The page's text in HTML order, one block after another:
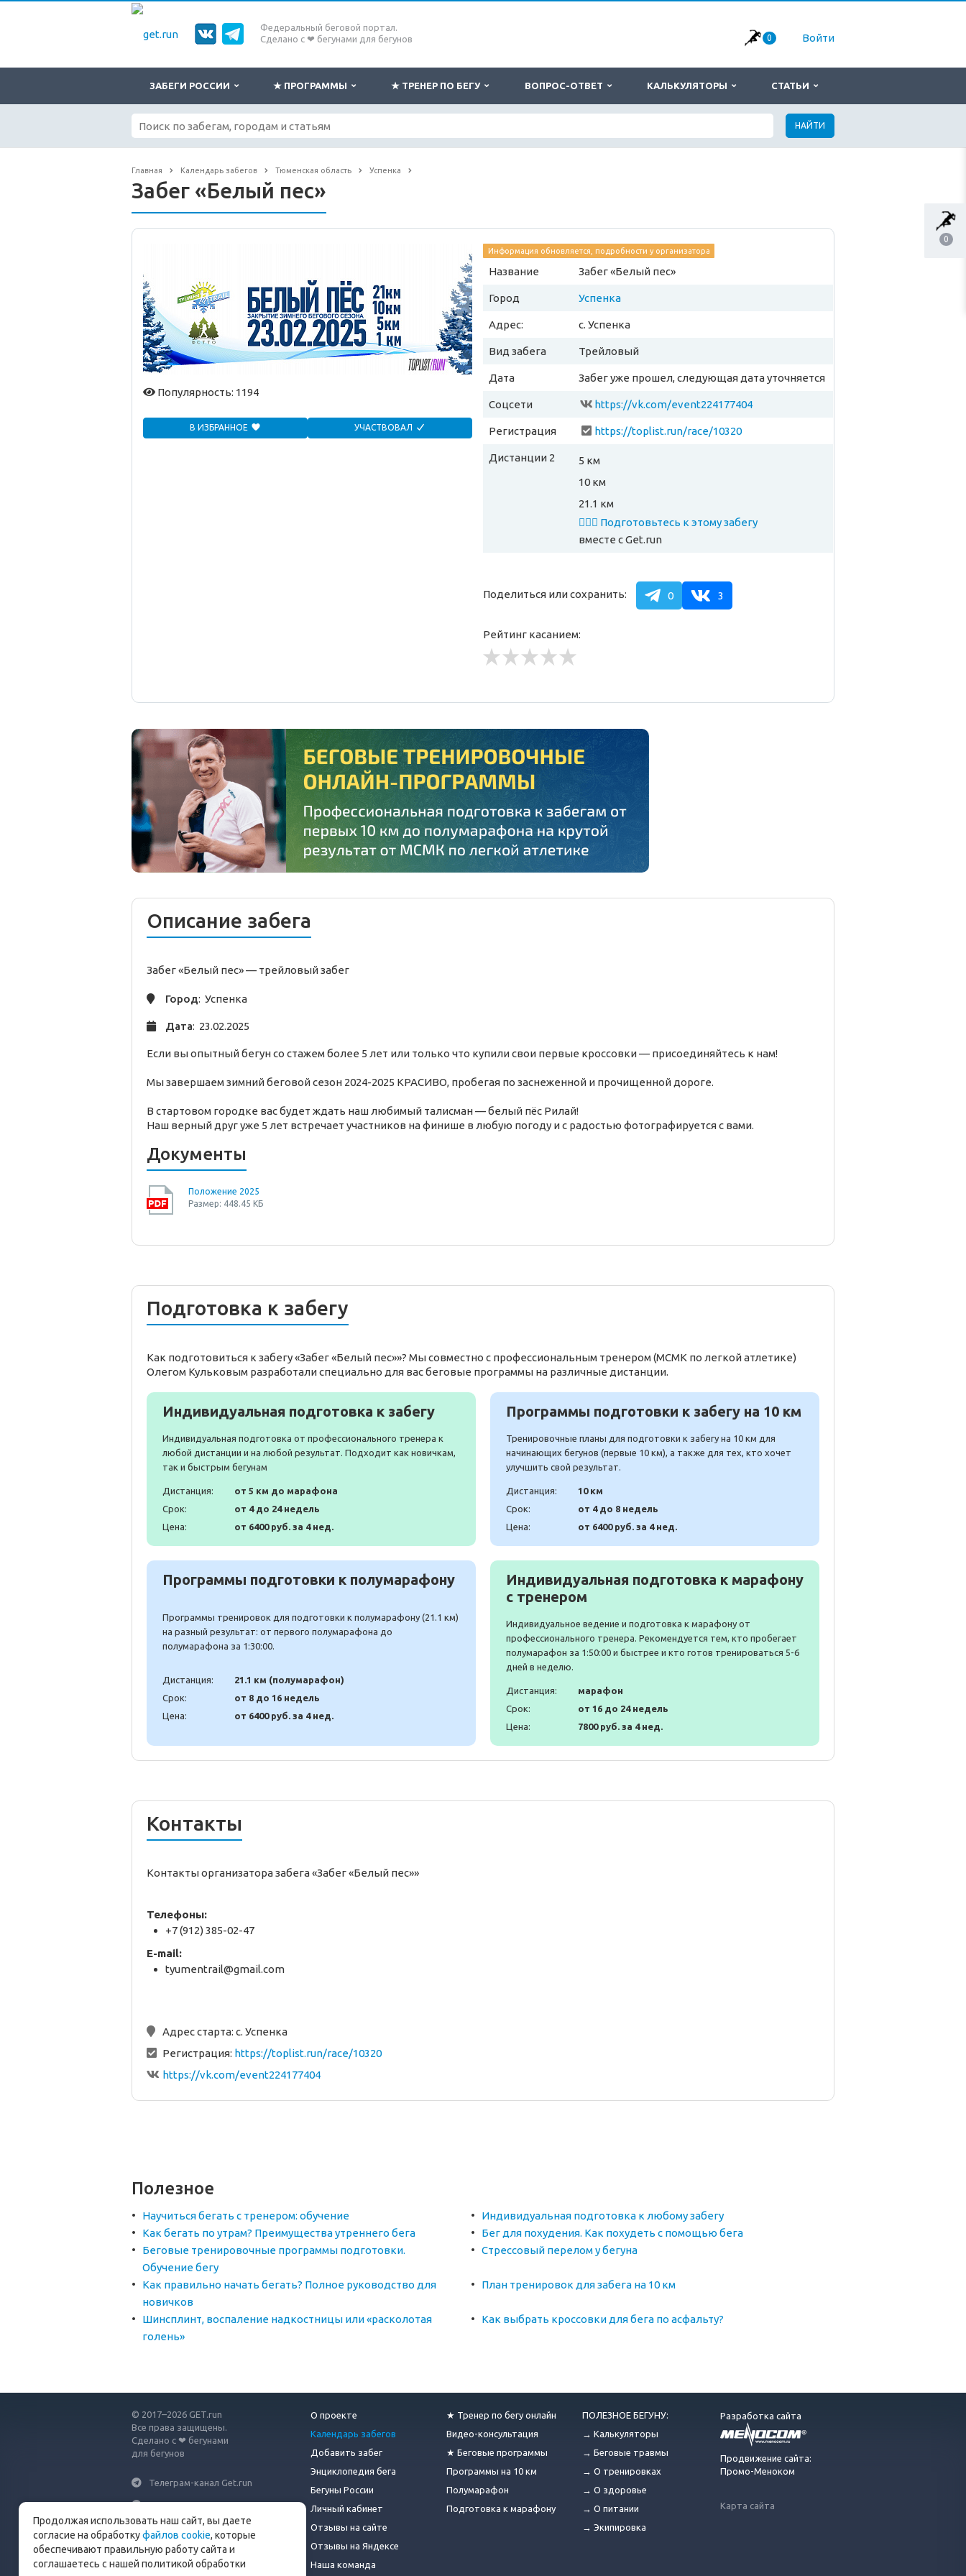
0
Федеральный беговой портал.
Сделано с ❤ бегунами для бегунов
0 Войти
ЗАБЕГИ РОССИИ ★ ПРОГРАММЫ ★ ТРЕНЕР ПО БЕГУ ВОПРОС-ОТВЕТ КАЛЬКУЛЯТОРЫ СТАТЬИ
НАЙТИ
Главная Календарь забегов Тюменская область Успенка
Забег «Белый пес»
Популярность: 1194
В ИЗБРАННОЕ УЧАСТВОВАЛ
Информация обновляется, подробности у организатора
Название Забег «Белый пес»
Город Успенка
Адрес: с. Успенка
Вид забега Трейловый
Дата Забег уже прошел, следующая дата уточняется
Соцсети https://vk.com/event224177404
Регистрация https://toplist.run/race/10320
Дистанции 2
5 км
10 км
21.1 км
🏃🏻‍♂️ Подготовьтесь к этому забегу
вместе с Get.run
Поделиться или сохранить: 0 3
Рейтинг касанием:
Описание забега
Забег «Белый пес» — трейловыйзабег
Город: Успенка
Дата: 23.02.2025
Если вы опытный бегун со стажем более 5 лет или только что купили свои первые кроссовки — присоединяйтесь к нам!
Мы завершаем зимний беговой сезон 2024-2025 КРАСИВО, пробегая по заснеженной и прочищенной дороге.
В стартовом городке вас будет ждать наш любимый талисман — белый пёс Рилай!
Наш верный друг уже 5 лет встречает участников на финише в любую погоду и с радостью фотографируется с вами.
Документы
Положение 2025
Размер: 448.45 КБ
Подготовка к забегу
Как подготовиться к забегу «Забег «Белый пес»»? Мы совместно с профессиональным тренером (МСМК по легкой атлетике)
Олегом Кульковым разработали специально для вас беговые программы на различные дистанции.
Индивидуальная подготовка к забегу
Индивидуальная подготовка от профессионального тренера к
любой дистанции и на любой результат. Подходит как новичкам,
так и быстрым бегунам
Дистанция:
от 5 км до марафона
Срок:
от 4 до 24 недель
Цена:
от 6400 руб. за 4 нед.
Программы подготовки к забегу на 10 км
Тренировочные планы для подготовки к забегу на 10 км для
начинающих бегунов (первые 10 км), а также для тех, кто хочет
улучшить свой результат.
Дистанция:
10 км
Срок:
от 4 до 8 недель
Цена:
от 6400 руб. за 4 нед.
Программы подготовки к полумарафону
Программы тренировок для подготовки к полумарафону (21.1 км)
на разный результат: от первого полумарафона до
полумарафона за 1:30:00.
Дистанция:
21.1 км (полумарафон)
Срок:
от 8 до 16 недель
Цена:
от 6400 руб. за 4 нед.
Индивидуальная подготовка к марафону
с тренером
Индивидуальное ведение и подготовка к марафону от
профессионального тренера. Рекомендуется тем, кто пробегает
полумарафон за 1:50:00 и быстрее и кто готов тренироваться 5-6
дней в неделю.
Дистанция:
марафон
Срок:
от 16 до 24 недель
Цена:
7800 руб. за 4 нед.
Контакты
Контакты организатора забега «Забег «Белый пес»»
Телефоны:
+7 (912) 385-02-47
E-mail:
tyumentrail@gmail.com
Адрес старта: с. Успенка
Регистрация: https://toplist.run/race/10320
https://vk.com/event224177404
Полезное
Научиться бегать с тренером: обучение
Индивидуальная подготовка к любому забегу
Как бегать по утрам? Преимущества утреннего бега
Бег для похудения. Как похудеть с помощью бега
Беговые тренировочные программы подготовки.
Обучение бегу
Стрессовый перелом у бегуна
Как правильно начать бегать? Полное руководство для
новичков
План тренировок для забега на 10 км
Шинсплинт, воспаление надкостницы или «расколотая
голень»
Как выбрать кроссовки для бега по асфальту?
© 2017–2026 GET.run
Все права защищены.
Сделано с ❤ бегунами
для бегунов
Телеграм-канал Get.run
Беговой чат в Телеграм
info@get.run
О проекте
Календарь забегов
Добавить забег
Энциклопедия бега
Бегуны России
Личный кабинет
Отзывы на сайте
Отзывы на Яндексе
Наша команда
★ Тренер по бегу онлайн
Видео-консультация
★ Беговые программы
Программы на 10 км
Полумарафон
Подготовка к марафону
ПОЛЕЗНОЕ БЕГУНУ:
→ Калькуляторы
→ Беговые травмы
→ О тренировках
→ О здоровье
→ О питании
→ Экипировка
Разработка сайта
Продвижение сайта:
Промо-Меноком
Карта сайта
Продолжая использовать наш сайт, вы даете
согласие на обработкуфайлов cookie, которые
обеспечивают правильную работу сайта и
соглашаетесь с нашей политикой обработки